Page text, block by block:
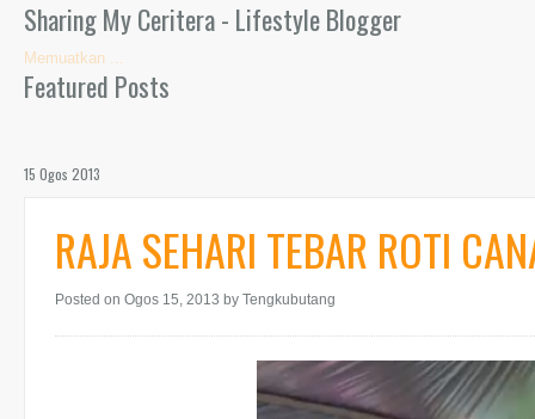
Sharing My Ceritera - Lifestyle Blogger
Memuatkan ...
Featured Posts
15 Ogos 2013
RAJA SEHARI TEBAR ROTI
Posted on Ogos 15, 2013 by Tengkubutang